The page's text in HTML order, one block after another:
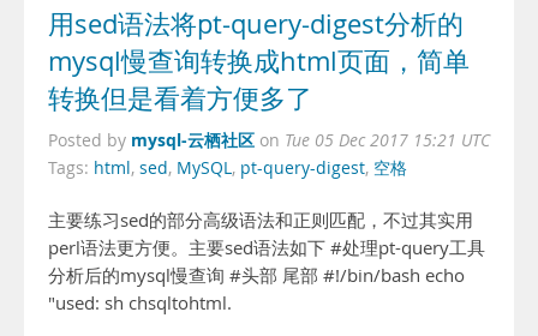
用sed语法将pt-query-digest分析的
mysql慢查询转换成html页面，简单
转换但是看着方便多了
Posted by mysql-云栖社区 on Tue 05 Dec 2017 15:21 UTC
Tags: html, sed, MySQL, pt-query-digest, 空格
主要练习sed的部分高级语法和正则匹配，不过其实用
perl语法更方便。主要sed语法如下 #处理pt-query工具
分析后的mysql慢查询 #头部 尾部 #!/bin/bash echo
"used: sh chsqltohtml.